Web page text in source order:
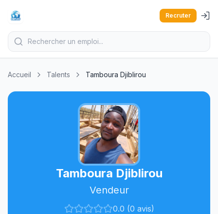
Recruter
Accueil Talents Tamboura Djiblirou
Tamboura Djiblirou
Vendeur
0.0 (0 avis)